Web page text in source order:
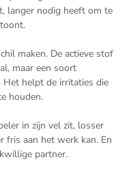
langer nodig heeft om te
maken. De actieve stof
maar een soort
helpt de irritaties die
houden.
in zijn vel zit, losser
fris aan het werk kan. En
partner.